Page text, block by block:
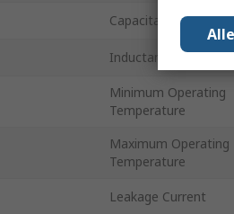
Capacitance
Inductance
Minimum Operating
Temperature
Maximum Operating
Temperature
Leakage Current